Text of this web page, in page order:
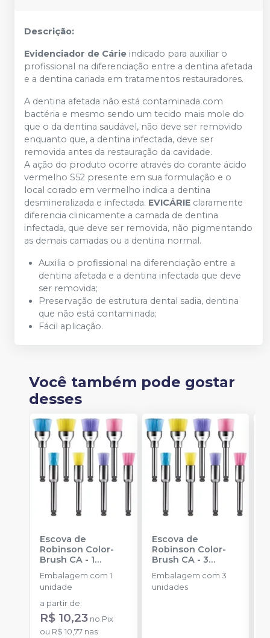
Descrição:
Evidenciador de Cárie indicado para auxiliar o
profissional na diferenciação entre a dentina afetada
e a dentina cariada em tratamentos restauradores.
A dentina afetada não está contaminada com
bactéria e mesmo sendo um tecido mais mole do
que o da dentina saudável, não deve ser removido
enquanto que, a dentina infectada, deve ser
removida antes da restauração da cavidade.
A ação do produto ocorre através do corante ácido
vermelho S52 presente em sua formulação e o
local corado em vermelho indica a dentina
desmineralizada e infectada. EVICÁRIE claramente
diferencia clinicamente a camada de dentina
infectada, que deve ser removida, não pigmentando
as demais camadas ou a dentina normal.
Auxilia o profissional na diferenciação entre a
dentina afetada e a dentina infectada que deve
ser removida;
Preservação de estrutura dental sadia, dentina
que não está contaminada;
Fácil aplicação.
Você também pode gostar
desses
Escova de
Robinson Color-
Brush CA - 1
unidade
AMERICAN BURRS
Embalagem com 1
unidade
a partir de:
R$ 10,23 no Pix
ou R$ 10,77 nas
Escova de
Robinson Color-
Brush CA - 3
unidades
AMERICAN BURRS
Embalagem com 3
unidades